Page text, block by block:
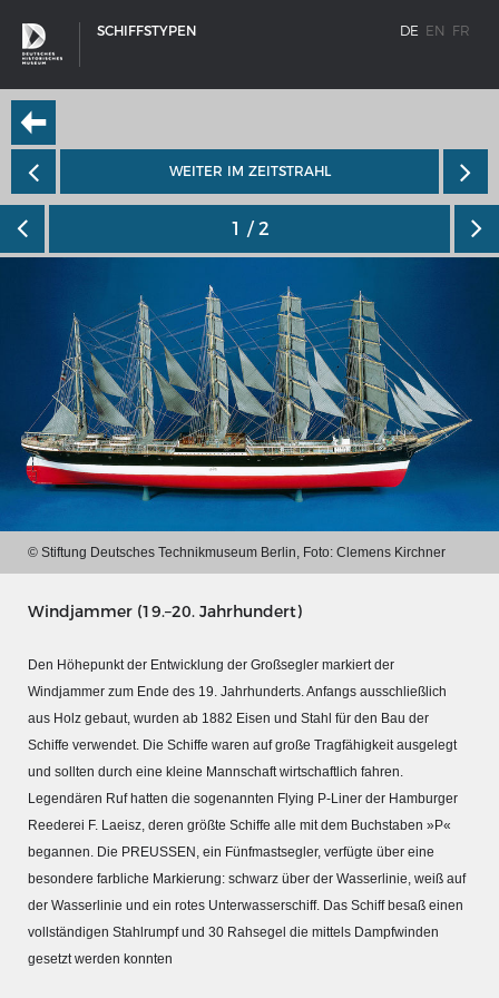
SCHIFFSTYPEN DE EN FR
SCHIFFSTYPEN
Entwicklungen im europäischen Schiffbau
MERIANS DEUTSCHLAND 1642 - 1654
Bildergalerie Topographia Germaniae
Impressum
WEITER IM ZEITSTRAHL
1 / 2
© Stiftung Deutsches Technikmuseum Berlin, Foto: Clemens Kirchner
Windjammer (19.–20. Jahrhundert)
Den Höhepunkt der Entwicklung der Großsegler markiert der
Windjammer zum Ende des 19. Jahrhunderts. Anfangs ausschließlich
aus Holz gebaut, wurden ab 1882 Eisen und Stahl für den Bau der
Schiffe verwendet. Die Schiffe waren auf große Tragfähigkeit ausgelegt
und sollten durch eine kleine Mannschaft wirtschaftlich fahren.
Legendären Ruf hatten die sogenannten Flying P-Liner der Hamburger
Reederei F. Laeisz, deren größte Schiffe alle mit dem Buchstaben »P«
begannen. Die PREUSSEN, ein Fünfmastsegler, verfügte über eine
besondere farbliche Markierung: schwarz über der Wasserlinie, weiß auf
der Wasserlinie und ein rotes Unterwasserschiff. Das Schiff besaß einen
vollständigen Stahlrumpf und 30 Rahsegel die mittels Dampfwinden
gesetzt werden konnten